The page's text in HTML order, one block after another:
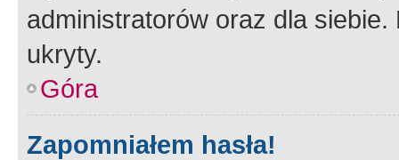
administratorów oraz dla
ukryty.
Góra
Zapomniałem hasła!